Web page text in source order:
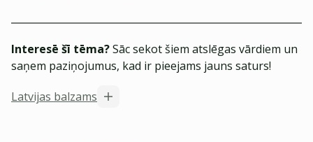
Interesē šī tēma?Sāc sekot šiem atslēgas vārdiem un
saņem paziņojumus, kad ir pieejams jauns saturs!
Latvijas balzams